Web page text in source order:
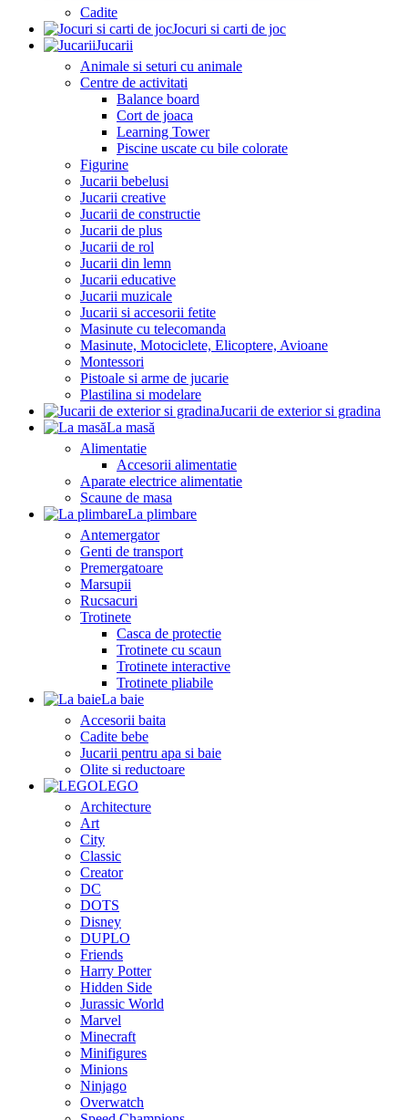
Cadite
Jocuri si carti de joc
Jucarii
Animale si seturi cu animale
Centre de activitati
Balance board
Cort de joaca
Learning Tower
Piscine uscate cu bile colorate
Figurine
Jucarii bebelusi
Jucarii creative
Jucarii de constructie
Jucarii de plus
Jucarii de rol
Jucarii din lemn
Jucarii educative
Jucarii muzicale
Jucarii si accesorii fetite
Masinute cu telecomanda
Masinute, Motociclete, Elicoptere, Avioane
Montessori
Pistoale si arme de jucarie
Plastilina si modelare
Jucarii de exterior si gradina
La masă
Alimentatie
Accesorii alimentatie
Aparate electrice alimentatie
Scaune de masa
La plimbare
Antemergator
Genti de transport
Premergatoare
Marsupii
Rucsacuri
Trotinete
Casca de protectie
Trotinete cu scaun
Trotinete interactive
Trotinete pliabile
La baie
Accesorii baita
Cadite bebe
Jucarii pentru apa si baie
Olite si reductoare
LEGO
Architecture
Art
City
Classic
Creator
DC
DOTS
Disney
DUPLO
Friends
Harry Potter
Hidden Side
Jurassic World
Marvel
Minecraft
Minifigures
Minions
Ninjago
Overwatch